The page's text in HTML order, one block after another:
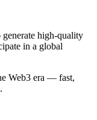
high-quality
in a global
Web3 era — fast,